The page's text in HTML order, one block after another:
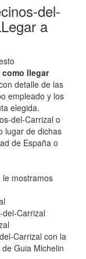
del-
a
como llegar
detalle de las
empleado y los
elegida.
del-Carrizal o
lugar de dichas
de España o
le mostramos
Carrizal
Carrizal con la
Guia Michelin